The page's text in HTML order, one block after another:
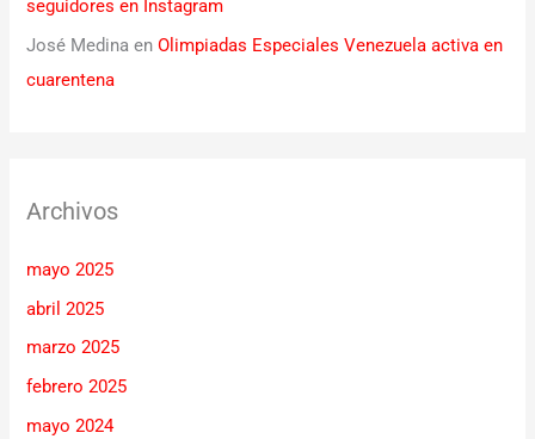
seguidores en Instagram
José Medina enOlimpiadas Especiales Venezuela activa en
cuarentena
Archivos
mayo 2025
abril 2025
marzo 2025
febrero 2025
mayo 2024